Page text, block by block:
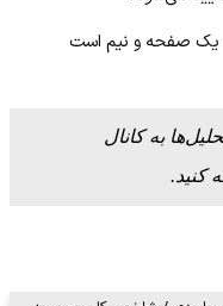
یک صفحه‌ و نیم است
به کانال
کنید.